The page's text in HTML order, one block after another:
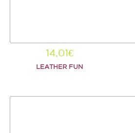
14,01€
LEATHER FUN